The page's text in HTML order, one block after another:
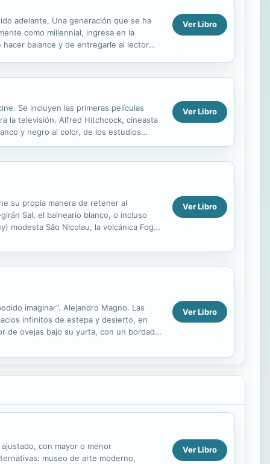
adelante. Una generación que se ha
como millennial, ingresa en la
balance y de entregarle al lector
Ver Libro
Se incluyen las primeras películas
la televisión. Alfred Hitchcock, cineasta
y negro al color, de los estudios
Ver Libro
su propia manera de retener al
Sal, el balneario blanco, o incluso
modesta São Nicolau, la volcánica Fogo
Ver Libro
imaginar". Alejandro Magno. Las
infinitos de estepa y desierto, en
de ovejas bajo su yurta, con un bordador
Ver Libro
con mayor o menor
museo de arte moderno,
Ver Libro